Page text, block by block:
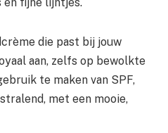
die past bij jouw
aan, zelfs op bewolkte
te maken van SPF,
met een mooie,